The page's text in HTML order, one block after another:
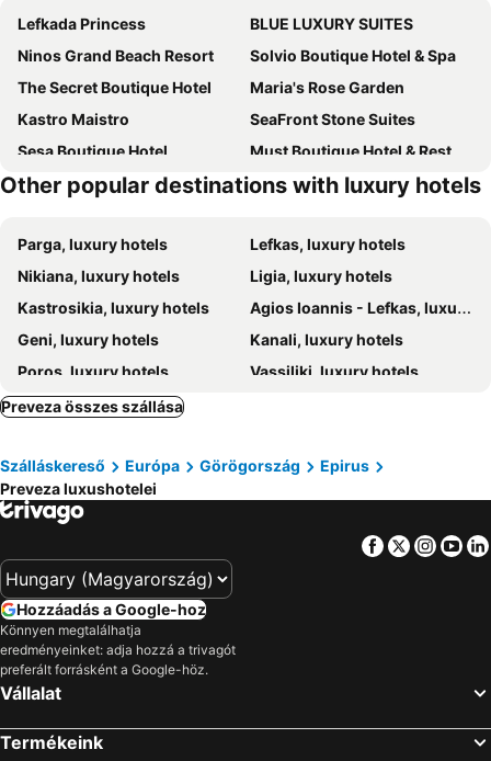
Lefkada Princess
BLUE LUXURY SUITES
Ninos Grand Beach Resort
Solvio Boutique Hotel & Spa
The Secret Boutique Hotel
Maria's Rose Garden
Kastro Maistro
SeaFront Stone Suites
Sesa Boutique Hotel
Must Boutique Hotel & Restaurant
Other popular destinations with luxury hotels
Parga, luxury hotels
Lefkas, luxury hotels
Nikiana, luxury hotels
Ligia, luxury hotels
Kastrosikia, luxury hotels
Agios Ioannis - Lefkas, luxury hotels
Geni, luxury hotels
Kanali, luxury hotels
Poros, luxury hotels
Vassiliki, luxury hotels
Agios Nikitas, luxury hotels
Mikros Gialos, luxury hotels
Vonitsa, luxury hotels
Ammoudia, luxury hotels
Tsoukalades, luxury hotels
Athani, luxury hotels
Apolpena, luxury hotels
Mytikas, luxury hotels
Polydroso, luxury hotels
Pantokratoras, luxury hotels
Preveza összes szállása
Szálláskereső Európa Görögország
Epirus
Preveza luxushotelei
Facebook
Twitter
Hozzáadás a Google-hoz
Könnyen megtalálhatja
eredményeinket: adja hozzá a trivagót
preferált forrásként a Google-höz.
Vállalat
Termékeink